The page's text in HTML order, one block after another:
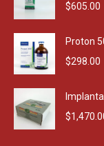
$605.00
Proton
$298.00
$